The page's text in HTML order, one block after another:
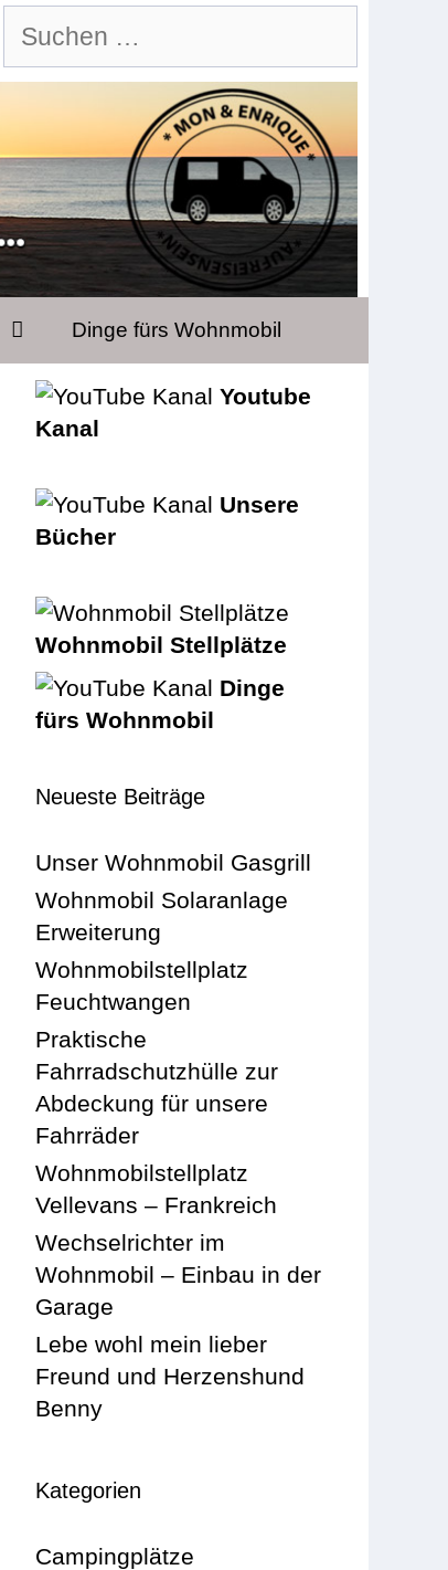
Suchen
Dinge fürs Wohnmobil
Youtube
Kanal
Unsere
Bücher
Wohnmobil Stellplätze
Dinge
fürs Wohnmobil
Neueste Beiträge
Unser Wohnmobil Gasgrill
Wohnmobil Solaranlage
Erweiterung
Wohnmobilstellplatz
Feuchtwangen
Praktische
Fahrradschutzhülle zur
Abdeckung für unsere
Fahrräder
Wohnmobilstellplatz
Vellevans – Frankreich
Wechselrichter im
Wohnmobil – Einbau in der
Garage
Lebe wohl mein lieber
Freund und Herzenshund
Benny
Kategorien
Campingplätze